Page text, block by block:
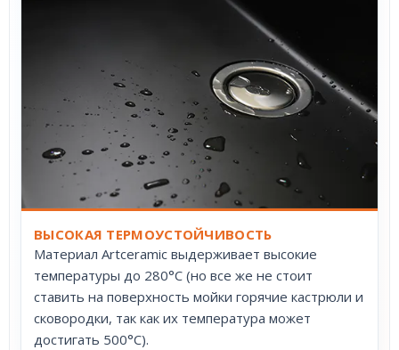
ВЫСОКАЯ ТЕРМОУСТОЙЧИВОСТЬ
Материал Artceramic выдерживает высокие
температуры до 280°С (но все же не стоит
ставить на поверхность мойки горячие кастрюли и
сковородки, так как их температура может
достигать 500°С).